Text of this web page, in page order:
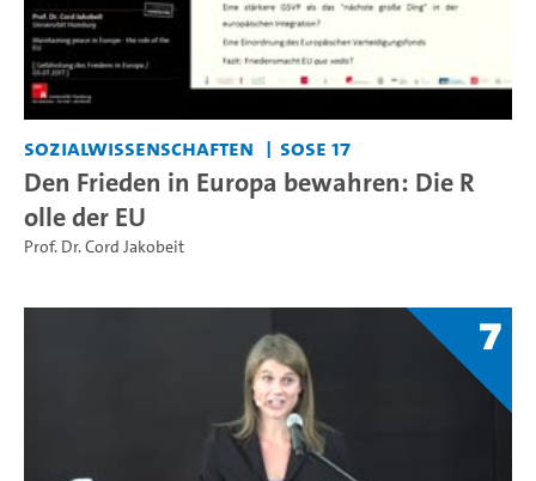
Sozialwissenschaften SoSe 17
Den Frieden in Europa bewahren: Die R
olle der EU
Prof. Dr. Cord Jakobeit
7